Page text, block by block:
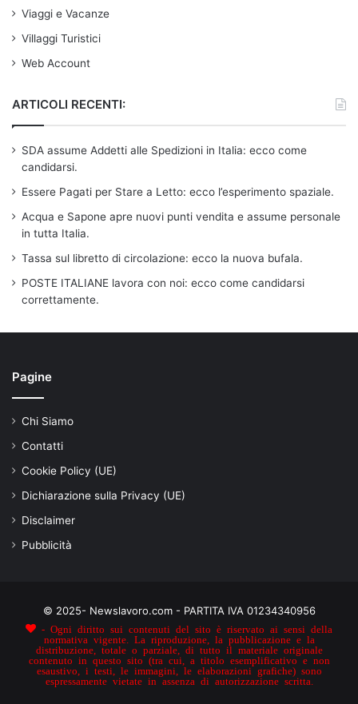
Viaggi e Vacanze
Villaggi Turistici
Web Account
ARTICOLI RECENTI:
SDA assume Addetti alle Spedizioni in Italia: ecco come
candidarsi.
Essere Pagati per Stare a Letto: ecco l’esperimento spaziale.
Acqua e Sapone apre nuovi punti vendita e assume personale
in tutta Italia.
Tassa sul libretto di circolazione: ecco la nuova bufala.
POSTE ITALIANE lavora con noi: ecco come candidarsi
correttamente.
Pagine
Chi Siamo
Contatti
Cookie Policy (UE)
Dichiarazione sulla Privacy (UE)
Disclaimer
Pubblicità
© 2025- Newslavoro.com - PARTITA IVA 01234340956
- Ogni diritto sui contenuti del sito è riservato ai sensi della
normativa vigente. La riproduzione, la pubblicazione e la
distribuzione, totale o parziale, di tutto il materiale originale
contenuto in questo sito (tra cui, a titolo esemplificativo e non
esaustivo, i testi, le immagini, le elaborazioni grafiche) sono
espressamente vietate in assenza di autorizzazione scritta.